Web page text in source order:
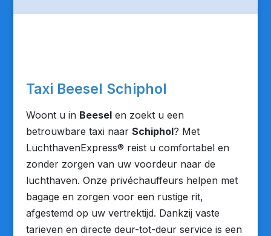
Taxi Beesel Schiphol
Woont u in Beeselen zoekt u een
betrouwbare taxi naar Schiphol? Met
LuchthavenExpress® reist u comfortabel en
zonder zorgen van uw voordeur naar de
luchthaven. Onze privéchauffeurs helpen met
bagage en zorgen voor een rustige rit,
afgestemd op uw vertrektijd. Dankzij vaste
tarieven en directe deur-tot-deur service is een